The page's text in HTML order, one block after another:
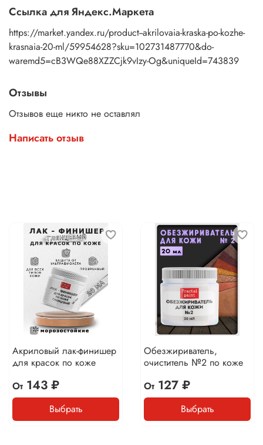
Правила ухода за окрашенным изделием:
ручная стирка; деликатная стирка в стиральной машинке
до 30 градусов (желательно при деликатной стирке
выворачивать на изнанку вещь). Запрещено использовать
абразивные материалы и отбеливающие средства.В
ткани, которые будут отличным подарком на любой
праздник для творческого человека.
Ссылка для Яндекс.Маркета
https://market.yandex.ru/product--akrilovaia-kraska-po-kozhe-
krasnaia-20-ml/59954628?sku=102731487770&do-
waremd5=cB3WQe88XZZCjk9vIzy-Og&uniqueId=743839
Отзывы
Отзывов еще никто не оставлял
Написать отзыв
Акриловый лак-финишер
для красок по коже
От143 ₽
Выбрать
Обезжириватель,
очиститель №2 по коже
От127 ₽
Выбрать